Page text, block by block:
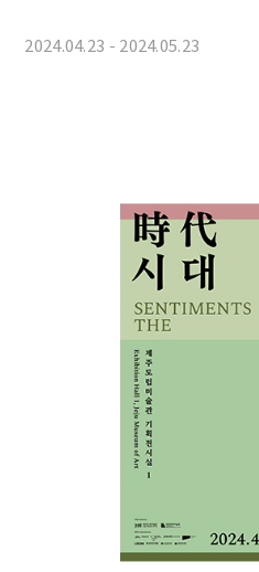
2024.04.23 - 2024.05.23